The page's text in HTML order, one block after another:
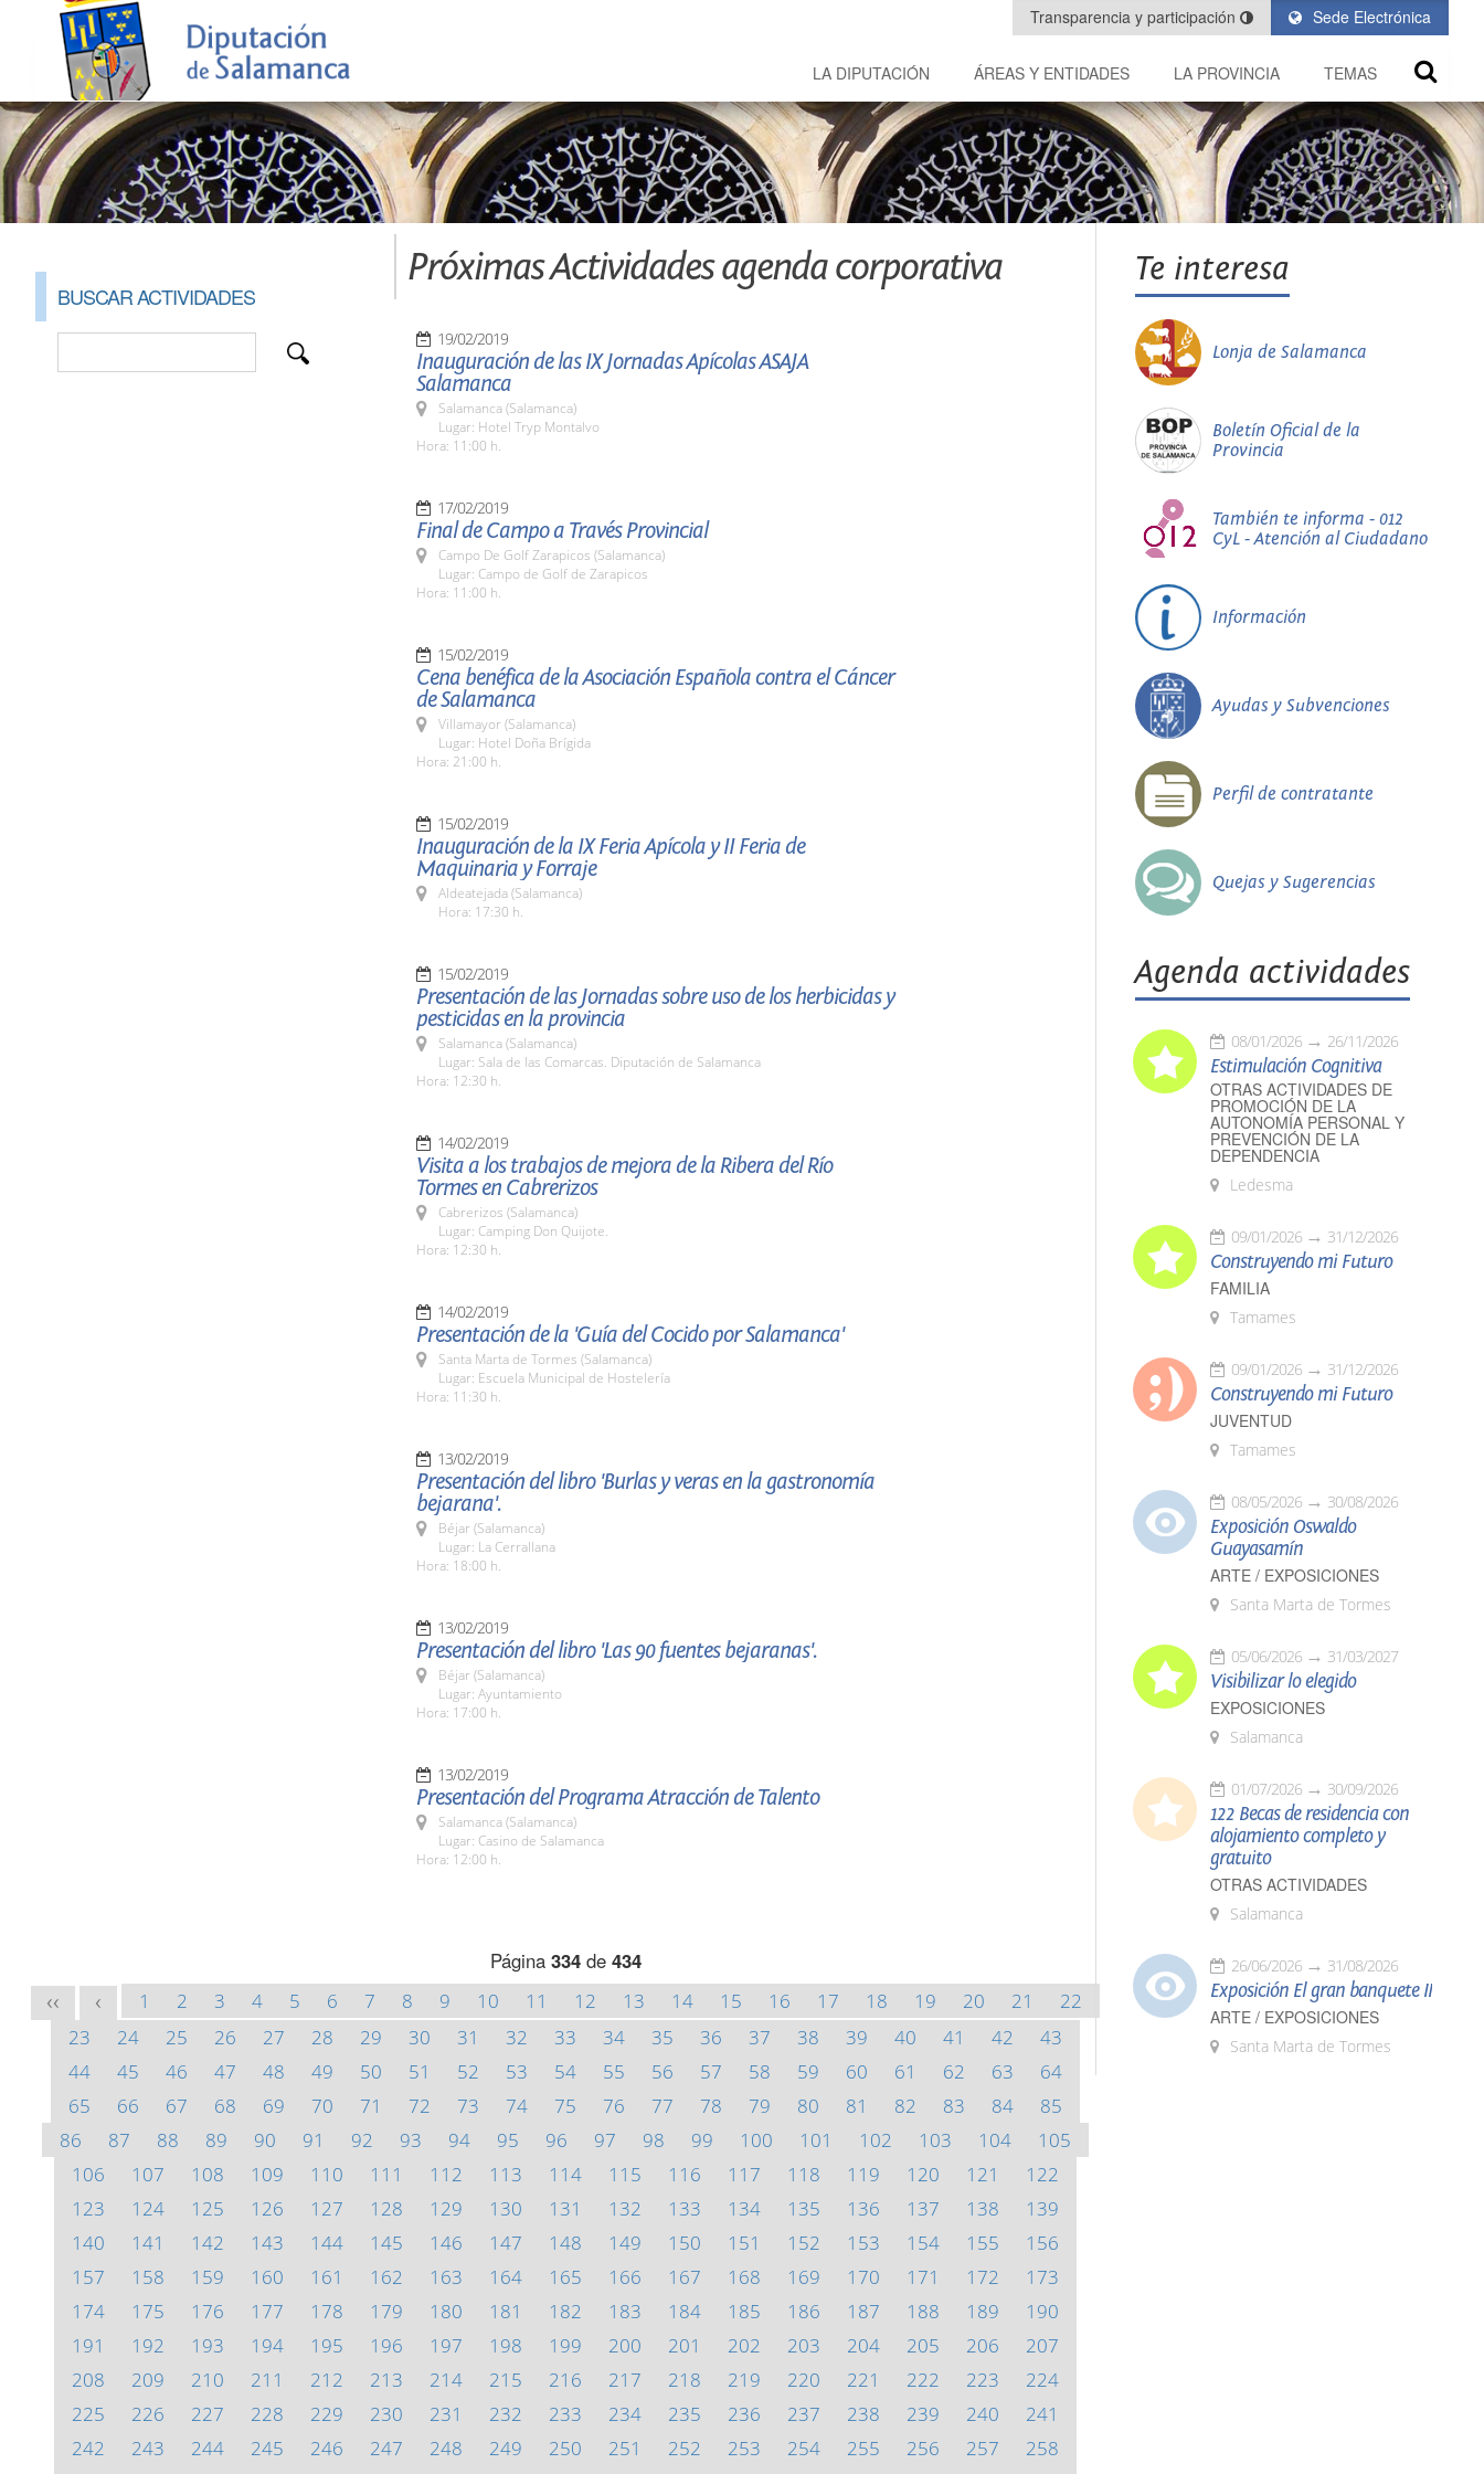
Sede Electrónica
Transparencia y participación
LA DIPUTACIÓN ÁREAS Y ENTIDADES LA PROVINCIA TEMAS
BUSCAR ACTIVIDADES
Próximas Actividades agenda corporativa
19/02/2019
Inauguración de las IX Jornadas Apícolas ASAJA
Salamanca
Salamanca (Salamanca)
Lugar: Hotel Tryp Montalvo
Hora: 11:00 h.
17/02/2019
Final de Campo a Través Provincial
Campo De Golf Zarapicos (Salamanca)
Lugar: Campo de Golf de Zarapicos
Hora: 11:00 h.
15/02/2019
Cena benéfica de la Asociación Española contra el Cáncer
de Salamanca
Villamayor (Salamanca)
Lugar: Hotel Doña Brígida
Hora: 21:00 h.
15/02/2019
Inauguración de la IX Feria Apícola y II Feria de
Maquinaria y Forraje
Aldeatejada (Salamanca)
Hora: 17:30 h.
15/02/2019
Presentación de las Jornadas sobre uso de los herbicidas y
pesticidas en la provincia
Salamanca (Salamanca)
Lugar: Sala de las Comarcas. Diputación de Salamanca
Hora: 12:30 h.
14/02/2019
Visita a los trabajos de mejora de la Ribera del Río
Tormes en Cabrerizos
Cabrerizos (Salamanca)
Lugar: Camping Don Quijote.
Hora: 12:30 h.
14/02/2019
Presentación de la 'Guía del Cocido por Salamanca'
Santa Marta de Tormes (Salamanca)
Lugar: Escuela Municipal de Hostelería
Hora: 11:30 h.
13/02/2019
Presentación del libro 'Burlas y veras en la gastronomía
bejarana'.
Béjar (Salamanca)
Lugar: La Cerrallana
Hora: 18:00 h.
13/02/2019
Presentación del libro 'Las 90 fuentes bejaranas'.
Béjar (Salamanca)
Lugar: Ayuntamiento
Hora: 17:00 h.
13/02/2019
Presentación del Programa Atracción de Talento
Salamanca (Salamanca)
Lugar: Casino de Salamanca
Hora: 12:00 h.
Página 334de 434
<< < 1 2 3 4 5 6 7 8 9 10 11 12 13 14 15 16 17 18 19 20 21
22
23
24 25 26 27 28 29 30 31 32 33 34 35 36 37 38 39 40 41 42
43
44
45 46 47 48 49 50 51 52 53 54 55 56 57 58 59 60 61 62 63
64
65
66 67 68 69 70 71 72 73 74 75 76 77 78 79 80 81 82 83 84
85
86
87 88 89 90 91 92 93 94 95 96 97 98 99 100 101 102 103 104
105
106
107 108 109 110 111 112 113 114 115 116 117 118 119 120 121
122
123
124 125 126 127 128 129 130 131 132 133 134 135 136 137 138
139
140
141 142 143 144 145 146 147 148 149 150 151 152 153 154 155
156
157
158 159 160 161 162 163 164 165 166 167 168 169 170 171 172
173
174
175 176 177 178 179 180 181 182 183 184 185 186 187 188 189
190
191
192 193 194 195 196 197 198 199 200 201 202 203 204 205 206
207
208
209 210 211 212 213 214 215 216 217 218 219 220 221 222 223
224
225
226 227 228 229 230 231 232 233 234 235 236 237 238 239 240
241
242
243 244 245 246 247 248 249 250 251 252 253 254 255 256 257
258
Te interesa
Lonja de Salamanca
Boletín Oficial de la
Provincia
También te informa - 012
CyL - Atención al Ciudadano
Información
Ayudas y Subvenciones
Perfil de contratante
Quejas y Sugerencias
Agenda actividades
08/01/2026 26/11/2026
Estimulación Cognitiva
OTRAS ACTIVIDADES DE
PROMOCIÓN DE LA
AUTONOMÍA PERSONAL Y
PREVENCIÓN DE LA
DEPENDENCIA
Ledesma
09/01/2026 31/12/2026
Construyendo mi Futuro
FAMILIA
Tamames
09/01/2026 31/12/2026
Construyendo mi Futuro
JUVENTUD
Tamames
08/05/2026 30/08/2026
Exposición Oswaldo
Guayasamín
ARTE / EXPOSICIONES
Santa Marta de Tormes
05/06/2026 31/03/2027
Visibilizar lo elegido
EXPOSICIONES
Salamanca
01/07/2026 30/09/2026
122 Becas de residencia con
alojamiento completo y
gratuito
OTRAS ACTIVIDADES
Salamanca
26/06/2026 31/08/2026
Exposición El gran banquete II
ARTE / EXPOSICIONES
Santa Marta de Tormes